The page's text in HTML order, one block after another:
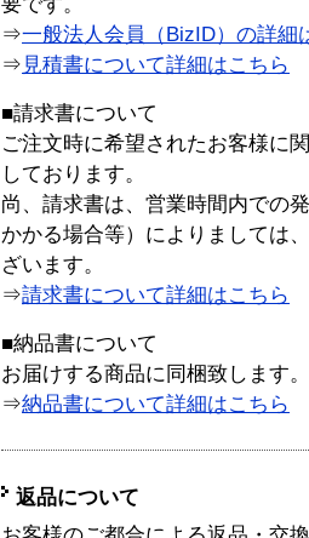
要です。
⇒一般法人会員（BizID）の詳細
⇒ 見積書について詳細はこちら
■請求書について
ご注文時に希望されたお客様に
しております。
尚、請求書は、営業時間内での
かかる場合等）によりましては
ざいます。
⇒請求書について詳細はこちら
■納品書について
お届けする商品に同梱致します。
⇒納品書について詳細はこちら
返品について